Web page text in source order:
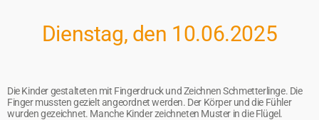
Dienstag, den 10.06.2025
Die Kinder gestalteten mit Fingerdruck und Zeichnen Schmetterlinge. Die
Finger mussten gezielt angeordnet werden. Der Körper und die Fühler
wurden gezeichnet. Manche Kinder zeichneten Muster in die Flügel.